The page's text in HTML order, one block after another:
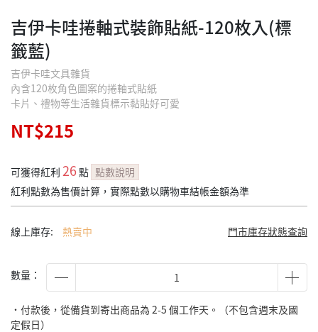
吉伊卡哇捲軸式裝飾貼紙-120枚入(標
籤藍)
吉伊卡哇文具雜貨
內含120枚角色圖案的捲軸式貼紙
卡片、禮物等生活雜貨標示黏貼好可愛
NT$215
可獲得紅利 26點 點數說明
紅利點數為售價計算，實際點數以購物車結帳金額為準
線上庫存: 熱賣中 門市庫存狀態查詢
數量：
˙付款後，從備貨到寄出商品為 2-5 個工作天。（不包含週末及國
定假日）